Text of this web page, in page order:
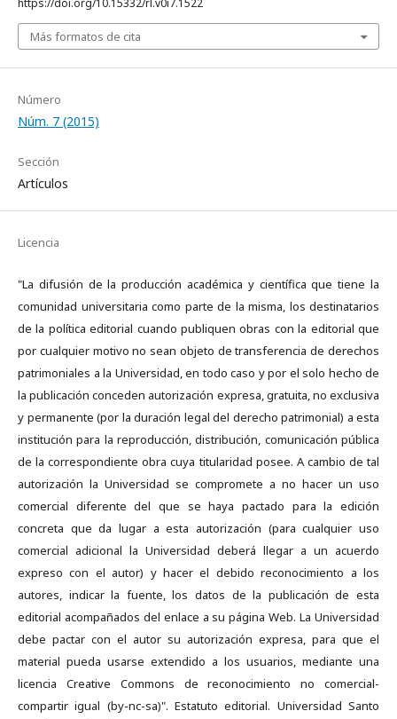
https://doi.org/10.15332/rl.v0i7.1522
Más formatos de cita
Número
Núm. 7 (2015)
Sección
Artículos
Licencia
"La difusión de la producción académica y científica que tiene la
comunidad universitaria como parte de la misma, los destinatarios
de la política editorial cuando publiquen obras con la editorial que
por cualquier motivo no sean objeto de transferencia de derechos
patrimoniales a la Universidad, en todo caso y por el solo hecho de
la publicación conceden autorización expresa, gratuita, no exclusiva
y permanente (por la duración legal del derecho patrimonial) a esta
institución para la reproducción, distribución, comunicación pública
de la correspondiente obra cuya titularidad posee. A cambio de tal
autorización la Universidad se compromete a no hacer un uso
comercial diferente del que se haya pactado para la edición
concreta que da lugar a esta autorización (para cualquier uso
comercial adicional la Universidad deberá llegar a un acuerdo
expreso con el autor) y hacer el debido reconocimiento a los
autores, indicar la fuente, los datos de la publicación de esta
editorial acompañados del enlace a su página Web. La Universidad
debe pactar con el autor su autorización expresa, para que el
material pueda usarse extendido a los usuarios, mediante una
licencia Creative Commons de reconocimiento no comercial-
compartir igual (by-nc-sa)". Estatuto editorial. Universidad Santo